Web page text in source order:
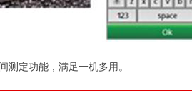
测定功能，满足一机多用。